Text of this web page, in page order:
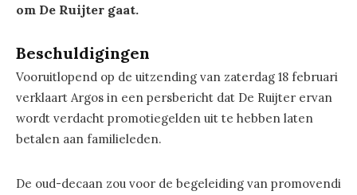
om De Ruijter gaat.
Beschuldigingen
Vooruitlopend op de uitzending van zaterdag 18 februari
verklaart Argos in een persbericht dat De Ruijter ervan
wordt verdacht promotiegelden uit te hebben laten
betalen aan familieleden.
De oud-decaan zou voor de begeleiding van promovendi